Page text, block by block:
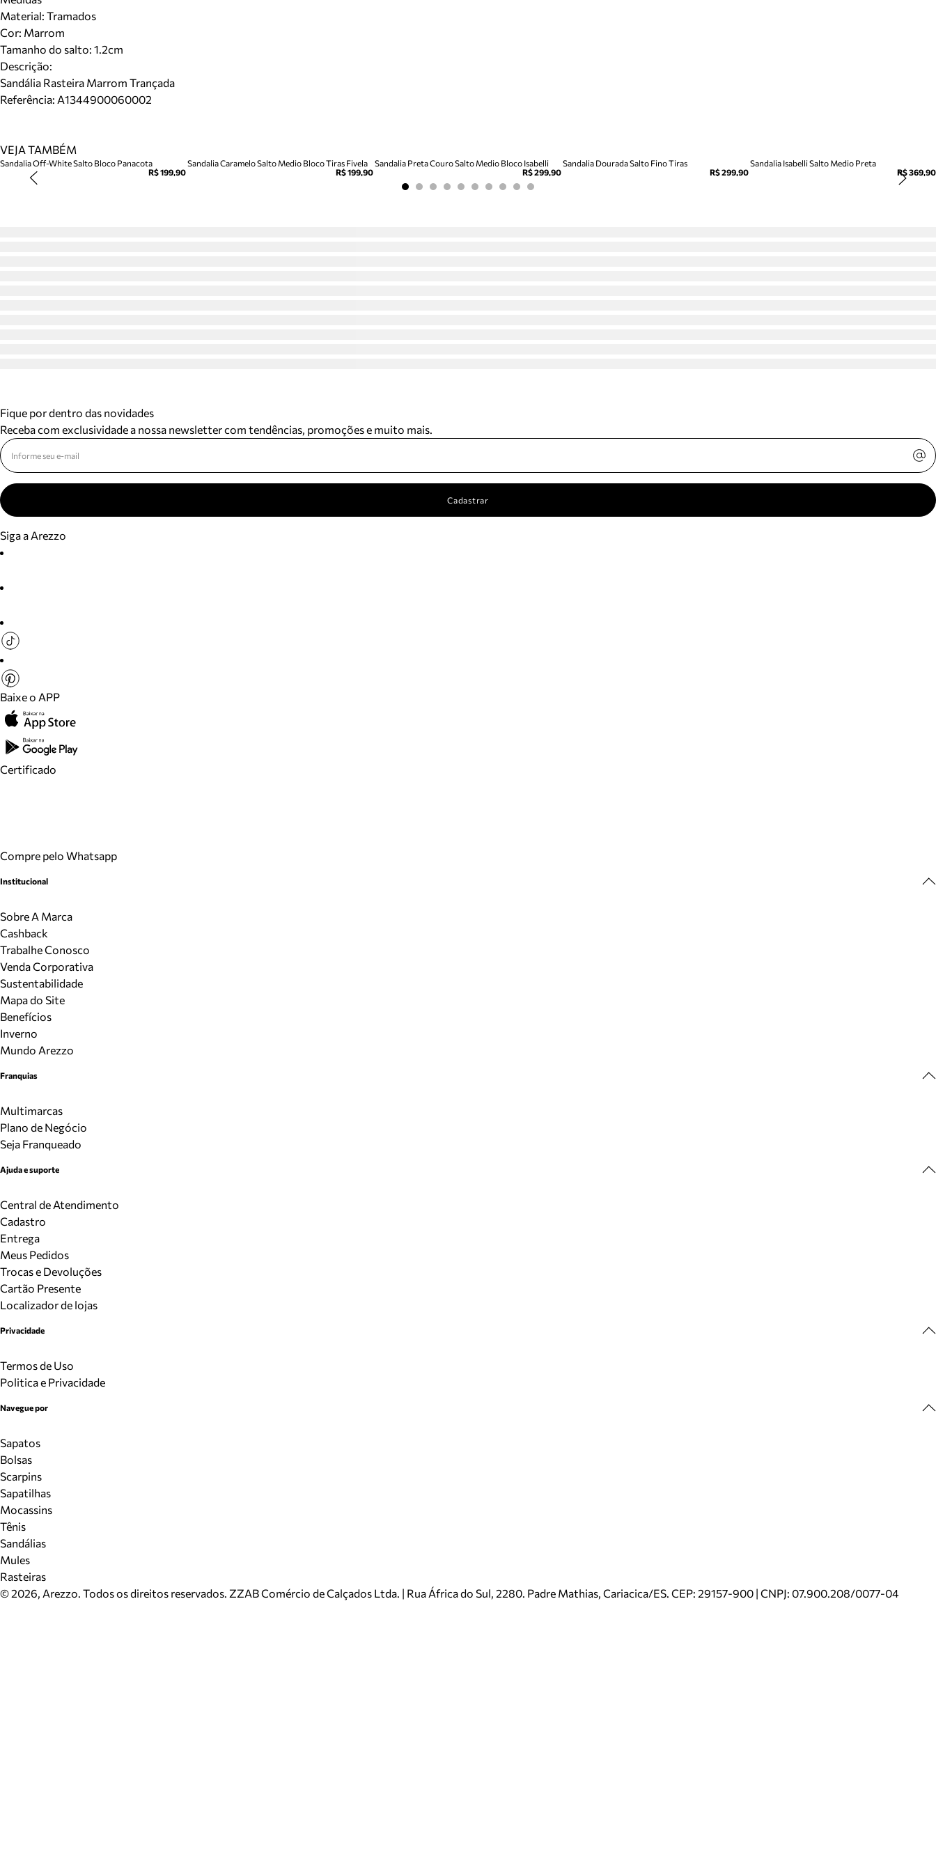
Material: Tramados
Cor: Marrom
Tamanho do salto: 1.2cm
Descrição:
Sandália Rasteira Marrom Trançada
Referência: A1344900060002
VEJA TAMBÉM
Sandalia Off-White Salto Bloco Panacota
R$ 199,90
Sandalia Caramelo Salto Medio Bloco Tiras Fivela
R$ 199,90
Sandalia Preta Couro Salto Medio Bloco Isabelli
R$ 299,90
Sandalia Dourada Salto Fino Tiras
R$ 299,90
Sandalia Isabelli Salto Medio Preta
R$ 369,90
Fique por dentro das novidades
Receba com exclusividade a nossa newsletter com tendências, promoções e muito mais.
Cadastrar
Siga a Arezzo
Baixe o APP
Certificado
Compre pelo Whatsapp
Institucional
Sobre A Marca
Cashback
Trabalhe Conosco
Venda Corporativa
Sustentabilidade
Mapa do Site
Benefícios
Inverno
Mundo Arezzo
Franquias
Multimarcas
Plano de Negócio
Seja Franqueado
Ajuda e suporte
Central de Atendimento
Cadastro
Entrega
Meus Pedidos
Trocas e Devoluções
Cartão Presente
Localizador de lojas
Privacidade
Termos de Uso
Politica e Privacidade
Navegue por
Sapatos
Bolsas
Scarpins
Sapatilhas
Mocassins
Tênis
Sandálias
Mules
Rasteiras
©2026, Arezzo. Todos os direitos reservados. ZZAB Comércio de Calçados Ltda. | Rua África do Sul, 2280. Padre Mathias, Cariacica/ES. CEP: 29157-900 | CNPJ: 07.900.208/0077-04